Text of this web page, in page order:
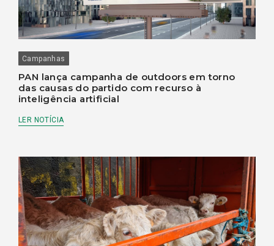
Campanhas
PAN lança campanha de outdoors em torno
das causas do partido com recurso à
inteligência artificial
LER NOTÍCIA